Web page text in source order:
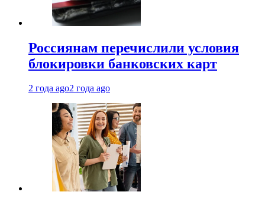
Россиянам перечислили условия
блокировки банковских карт
2 года ago2 года ago